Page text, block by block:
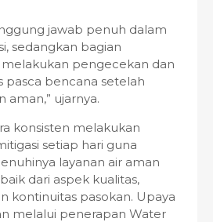
jawab penuh dalam
sedangkan bagian
pengecekan dan
pasca bencana setelah
aman,” ujarnya.
konsisten melakukan
setiap hari guna
layanan air aman
dari aspek kualitas,
kontinuitas pasokan. Upaya
melalui penerapan Water